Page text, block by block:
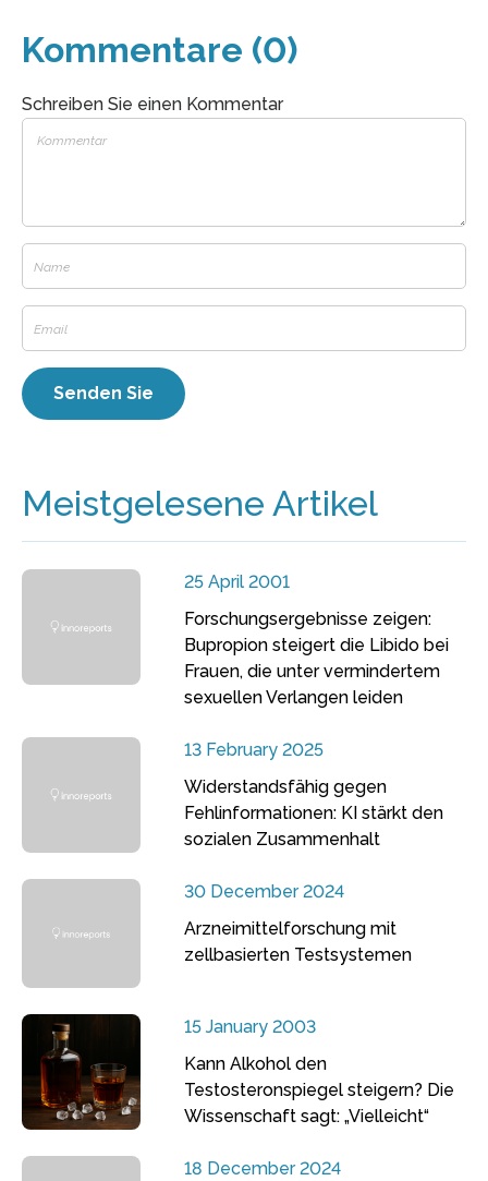
Kommentare (0)
Schreiben Sie einen Kommentar
Meistgelesene Artikel
25 April 2001
Forschungsergebnisse zeigen:
Bupropion steigert die Libido bei
Frauen, die unter vermindertem
sexuellen Verlangen leiden
13 February 2025
Widerstandsfähig gegen
Fehlinformationen: KI stärkt den
sozialen Zusammenhalt
30 December 2024
Arzneimittelforschung mit
zellbasierten Testsystemen
15 January 2003
Kann Alkohol den
Testosteronspiegel steigern? Die
Wissenschaft sagt: „Vielleicht“
18 December 2024